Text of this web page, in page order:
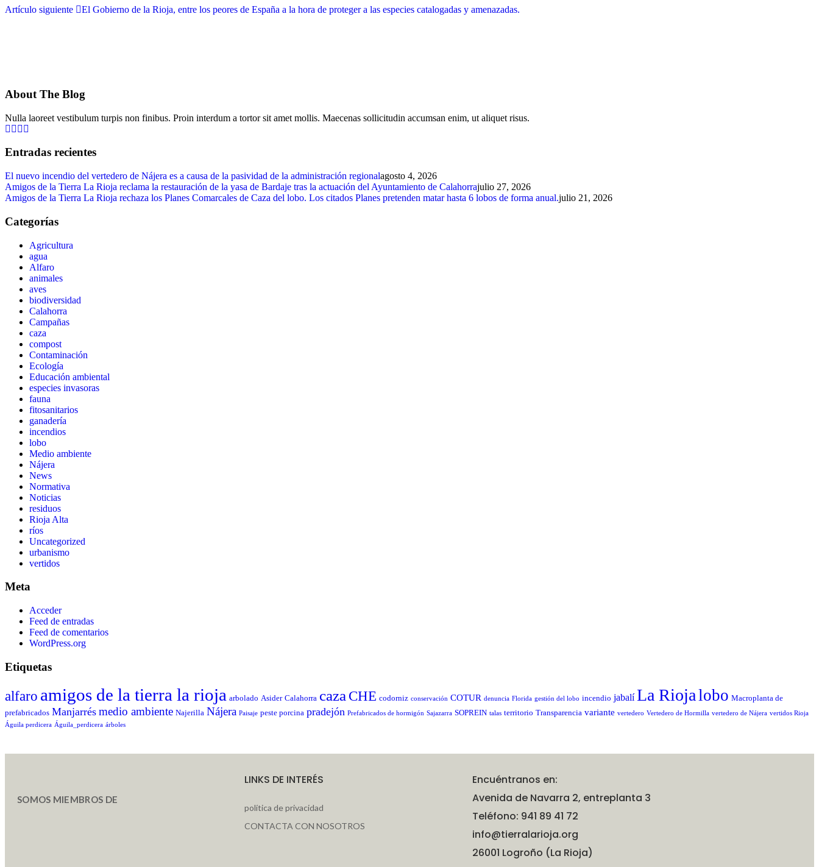
Artículo siguiente El Gobierno de la Rioja, entre los peores de España a la hora de proteger a las especies catalogadas y amenazadas.
About The Blog
Nulla laoreet vestibulum turpis non finibus. Proin interdum a tortor sit amet mollis. Maecenas sollicitudin accumsan enim, ut aliquet risus.
Entradas recientes
El nuevo incendio del vertedero de Nájera es a causa de la pasividad de la administración regionalagosto 4, 2026
Amigos de la Tierra La Rioja reclama la restauración de la yasa de Bardaje tras la actuación del Ayuntamiento de Calahorrajulio 27, 2026
Amigos de la Tierra La Rioja rechaza los Planes Comarcales de Caza del lobo. Los citados Planes pretenden matar hasta 6 lobos de forma anual.julio 21, 2026
Categorías
Agricultura
agua
Alfaro
animales
aves
biodiversidad
Calahorra
Campañas
caza
compost
Contaminación
Ecología
Educación ambiental
especies invasoras
fauna
fitosanitarios
ganadería
incendios
lobo
Medio ambiente
Nájera
News
Normativa
Noticias
residuos
Rioja Alta
ríos
Uncategorized
urbanismo
vertidos
Meta
Acceder
Feed de entradas
Feed de comentarios
WordPress.org
Etiquetas
alfaro amigos de la tierra la rioja arbolado Asider Calahorra caza CHE codorniz conservación COTUR denuncia Florida gestión del lobo incendio jabalí La Riojalobo Macroplanta de
prefabricados Manjarrés medio ambiente Najerilla Nájera Paisaje peste porcina pradejón Prefabricados de hormigón Sajazarra SOPREIN talas territorio Transparencia variante vertedero Vertedero de Hormilla vertedero de Nájera vertidos Rioja
Águila perdicera Águila_perdicera árboles
SOMOS MIEMBROS DE
LINKS DE INTERÉS
política de privacidad
CONTACTA CON NOSOTROS
Encuéntranos en:
Avenida de Navarra 2, entreplanta 3
Teléfono: 941 89 41 72
info@tierralarioja.org
26001 Logroño (La Rioja)